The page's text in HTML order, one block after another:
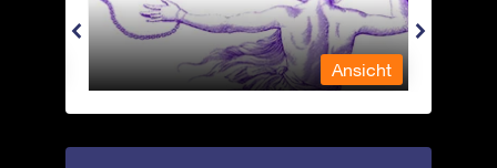
Ansicht